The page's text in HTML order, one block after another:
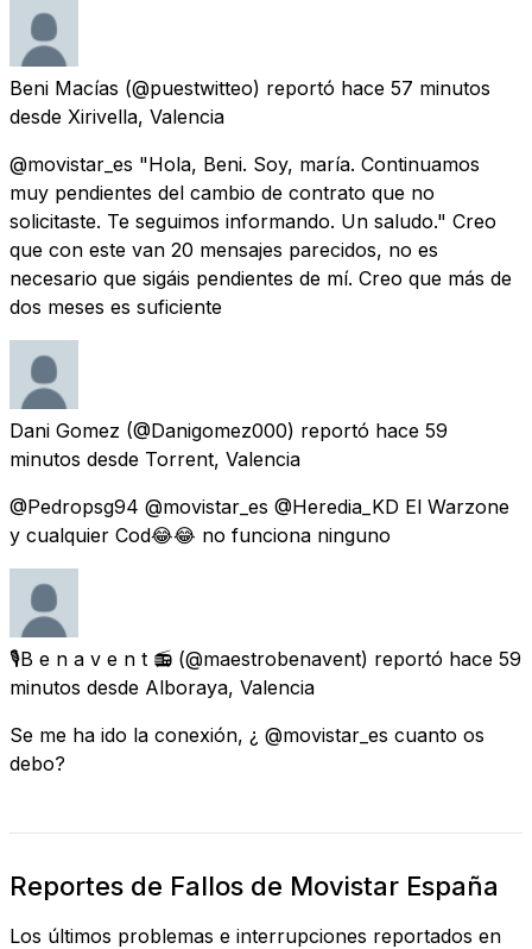
Beni Macías (@puestwitteo) reportó hace 57 minutos
desde Xirivella, Valencia
@movistar_es "Hola, Beni. Soy, maría. Continuamos
muy pendientes del cambio de contrato que no
solicitaste. Te seguimos informando. Un saludo." Creo
que con este van 20 mensajes parecidos, no es
necesario que sigáis pendientes de mí. Creo que más de
dos meses es suficiente
Dani Gomez (@Danigomez000) reportó hace 59
minutos desde Torrent, Valencia
@Pedropsg94 @movistar_es @Heredia_KD El Warzone
y cualquier Cod😂😂 no funciona ninguno
🎙️B e n a v e n t 📻 (@maestrobenavent) reportó hace 59
minutos desde Alboraya, Valencia
Se me ha ido la conexión, ¿ @movistar_es cuanto os
debo?
Reportes de Fallos de Movistar España
Los últimos problemas e interrupciones reportados en